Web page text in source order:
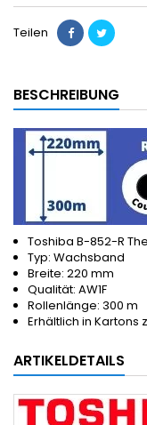
Teilen
BESCHREIBUNG
Toshiba B-852-R
Typ: Wachsband
Breite: 220 mm
Qualität: AW1F
Rollenlänge: 300 m
Erhältlich in Kartons
ARTIKELDETAILS